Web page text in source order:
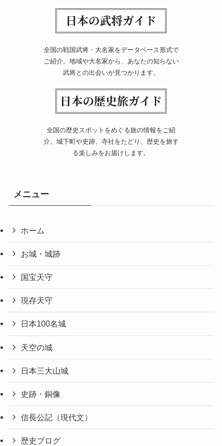
全国の戦国武将・大名家をデータベース形式で
ご紹介。地域や大名家から、あなたの知らない
武将との出会いが見つかります。
全国の歴史スポットをめぐる旅の情報をご紹
介。城下町や史跡、寺社をたどり、歴史を旅す
る楽しみをお届けします。
メニュー
ホーム
お城・城跡
国宝天守
現存天守
日本100名城
天空の城
日本三大山城
史跡・銅像
信長公記（現代文）
歴史ブログ